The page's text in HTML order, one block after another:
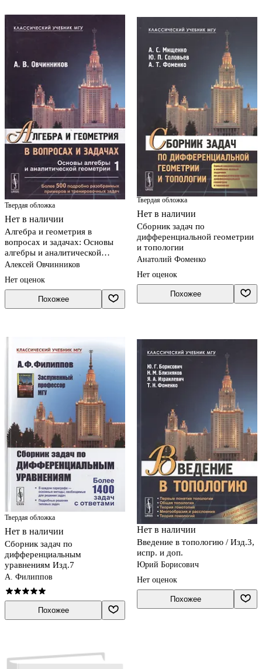
Твердая обложка
Нет в наличии
Алгебра и геометрия в
вопросах и задачах: Основы
алгебры и аналитической
геометрии Кн.1
Алексей Овчинников
Нет оценок
Похожее
Твердая обложка
Нет в наличии
Сборник задач по
дифференциальной геометрии
и топологии
Анатолий Фоменко
Нет оценок
Похожее
Твердая обложка
Нет в наличии
Сборник задач по
дифференциальным
уравнениям Изд.7
А. Филиппов
Похожее
Нет в наличии
Введение в топологию / Изд.3,
испр. и доп.
Юрий Борисович
Нет оценок
Похожее